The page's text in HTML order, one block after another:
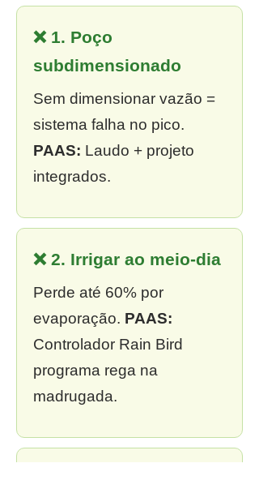
❌ 1. Poço
subdimensionado
Sem dimensionar vazão =
sistema falha no pico.
PAAS: Laudo + projeto
integrados.
❌ 2. Irrigar ao meio-dia
Perde até 60% por
evaporação. PAAS:
Controlador Rain Bird
programa rega na
madrugada.